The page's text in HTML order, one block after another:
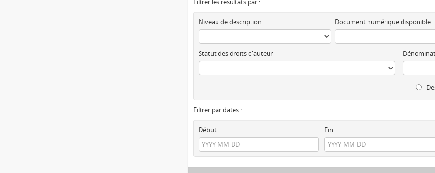
Filtrer les résultats par :
Niveau de description Document numérique disponible
Statut des droits d'auteur
Filtrer par dates :
Début
Fin